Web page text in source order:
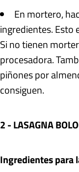
En mortero,
ingredientes. Esto
Si no tienen
procesadora.
piñones por
consiguen.
2 - LASAGNA
Ingredientes para